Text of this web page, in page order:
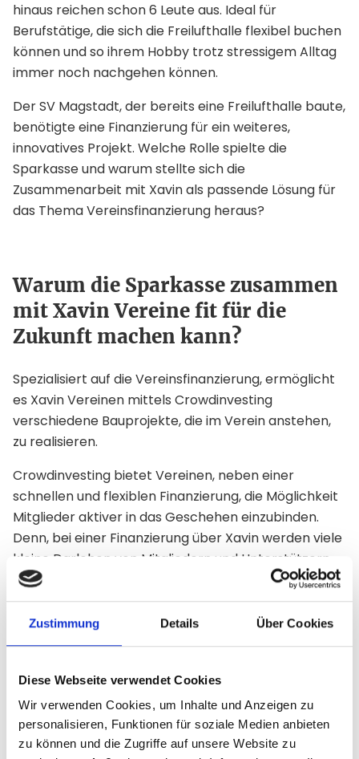
Zustimmung Details Über Cookies
Diese Webseite verwendet Cookies
Wir verwenden Cookies, um Inhalte und Anzeigen zu
personalisieren, Funktionen für soziale Medien anbieten
zu können und die Zugriffe auf unsere Website zu
hinaus reichen schon 6 Leute aus. Ideal für
Berufstätige, die sich die Freilufthalle flexibel buchen
können und so ihrem Hobby trotz stressigem Alltag
immer noch nachgehen können.
Der SV Magstadt, der bereits eine Freilufthalle baute,
benötigte eine Finanzierung für ein weiteres,
innovatives Projekt. Welche Rolle spielte die
Sparkasse und warum stellte sich die
Zusammenarbeit mit Xavin als passende Lösung für
das Thema Vereinsfinanzierung heraus?
Warum die Sparkasse zusammen
mit Xavin Vereine fit für die
Zukunft machen kann?
Spezialisiert auf die Vereinsfinanzierung, ermöglicht
es Xavin Vereinen mittels Crowdinvesting
verschiedene Bauprojekte, die im Verein anstehen,
zu realisieren.
Crowdinvesting bietet Vereinen, neben einer
schnellen und flexiblen Finanzierung, die Möglichkeit
Mitglieder aktiver in das Geschehen einzubinden.
Denn, bei einer Finanzierung über Xavin werden viele
kleine Darlehen von Mitgliedern und Unterstützern
aus der Region gesammelt und nach Ablauf einer
individuellen Laufzeit inklusive eines Zinssatzes
zurückgezahlt. Durch die Investition in den eigenen
Verein und das eigene Projekt erhöht sich die
Mitgliederschwundes ein wichtiger Baustein, um auch
zukünftig viele aktive Mitglieder im Verein zu haben.